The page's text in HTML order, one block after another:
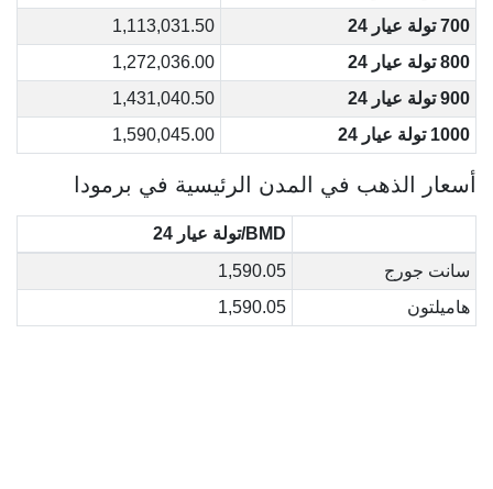
700 تولة عيار 24
1,113,031.50
800 تولة عيار 24
1,272,036.00
900 تولة عيار 24
1,431,040.50
1000 تولة عيار 24
1,590,045.00
أسعار الذهب في المدن الرئيسية في برمودا
BMD/تولة عيار 24
سانت جورج
1,590.05
هاميلتون
1,590.05